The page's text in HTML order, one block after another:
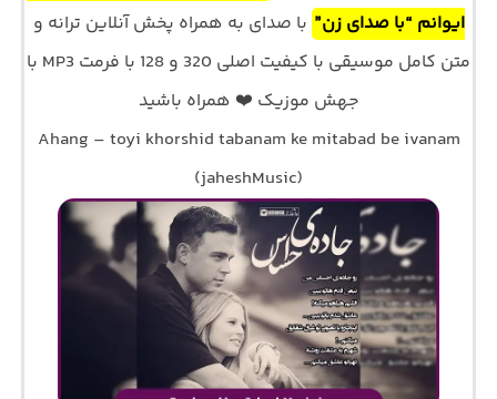
ایوانم “با صدای زن” با صدای به همراه پخش آنلاین ترانه و
متن کامل موسیقی با کیفیت اصلی 320 و 128 با فرمت MP3 با
جهش موزیک ❤️ همراه باشید
Ahang – toyi khorshid tabanam ke mitabad be ivanam
(jaheshMusic)